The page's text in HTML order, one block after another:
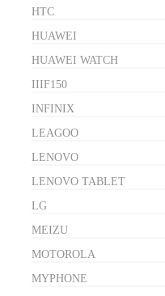
HTC
HUAWEI
HUAWEI WATCH
IIIF150
INFINIX
LEAGOO
LENOVO
LENOVO TABLET
LG
MEIZU
MOTOROLA
MYPHONE